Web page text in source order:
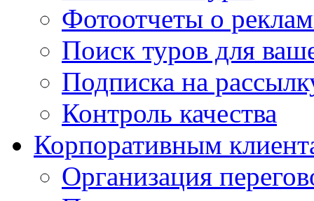
Фотоотчеты о
Поиск туров для
Подписка на
Контроль качества
Корпоративным
Организация